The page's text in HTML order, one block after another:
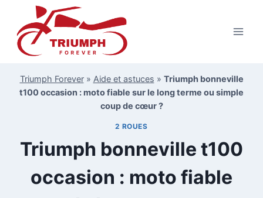
contenu
Triumph Forever» Aide et astuces » Triumph bonneville
t100 occasion : moto fiable sur le long terme ou simple
coup de cœur ?
2 ROUES
Triumph bonneville t100
occasion : moto fiable